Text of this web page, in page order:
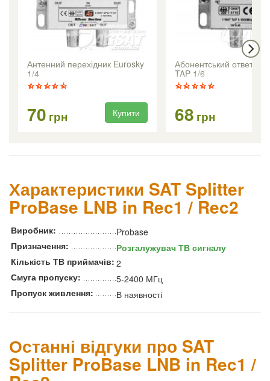
Антенний перехідник Eurosky
1/4
70 грн Купити
Абонентський
TAP 1/6
68 грн
Характеристики SAT Splitter
ProBase LNB in Rec1 / Rec2
Виробник:
Probase
Призначення:
Розгалужувач ТВ сигналу
Кількість ТВ приймачів: 2
Смуга пропуску:
5-2400 МГц
Пропуск живлення:
В наявності
Останні відгуки про SAT
Splitter ProBase LNB in Rec1 /